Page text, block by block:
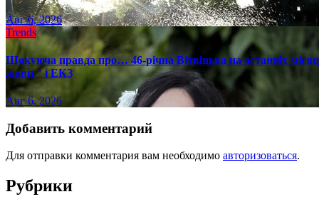
Авг 6, 2026
Trends
Шокуюча правда про… 46-річна Вітвіцька на останніх
живіт" і ЕКЗ
Авг 6, 2026
Добавить комментарий
Для отправки комментария вам необходимо авторизоваться.
Рубрики